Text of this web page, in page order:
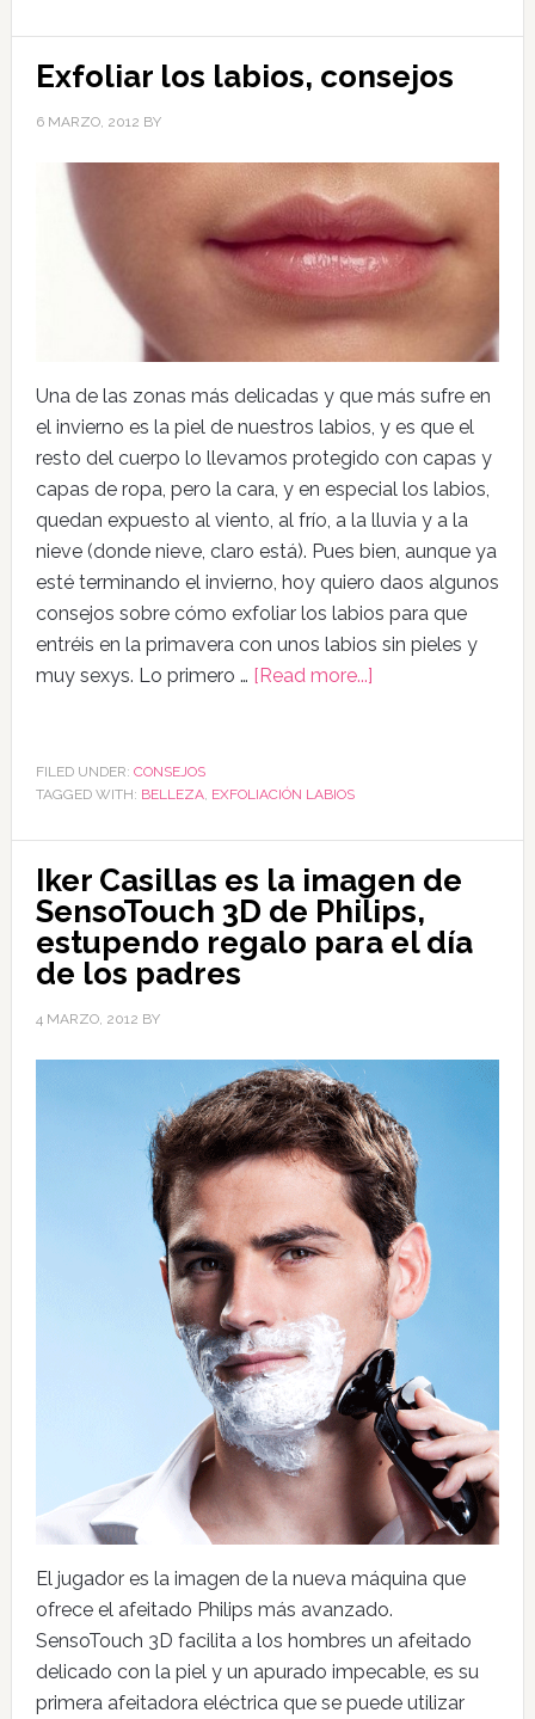
Exfoliar los labios, consejos
6 MARZO, 2012 BY
Una de las zonas más delicadas y que más sufre en
el invierno es la piel de nuestros labios, y es que el
resto del cuerpo lo llevamos protegido con capas y
capas de ropa, pero la cara, y en especial los labios,
quedan expuesto al viento, al frío, a la lluvia y a la
nieve (donde nieve, claro está). Pues bien, aunque ya
esté terminando el invierno, hoy quiero daos algunos
consejos sobre cómo exfoliar los labios para que
entréis en la primavera con unos labios sin pieles y
muy sexys. Lo primero … [Read more...]
FILED UNDER: CONSEJOS
TAGGED WITH: BELLEZA, EXFOLIACIÓN LABIOS
Iker Casillas es la imagen de
SensoTouch 3D de Philips,
estupendo regalo para el día
de los padres
4 MARZO, 2012 BY
El jugador es la imagen de la nueva máquina que
ofrece el afeitado Philips más avanzado.
SensoTouch 3D facilita a los hombres un afeitado
delicado con la piel y un apurado impecable, es su
primera afeitadora eléctrica que se puede utilizar